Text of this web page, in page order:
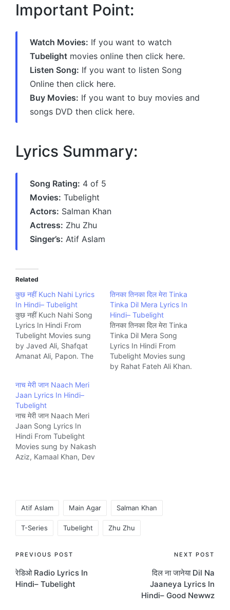
Important Point:
Watch Movies: If you want to watch
Tubelight movies online then click here.
Listen Song: If you want to listen Song
Online then click here.
Buy Movies: If you want to buy movies and
songs DVD then click here.
Lyrics Summary:
Song Rating: 4 of 5
Movies: Tubelight
Actors: Salman Khan
Actress: Zhu Zhu
Singer’s: Atif Aslam
Related
कुछ नहीं Kuch Nahi Lyrics
In Hindi– Tubelight
कुछ नहीं Kuch Nahi Song
Lyrics In Hindi From
Tubelight Movies sung
by Javed Ali, Shafqat
Amanat Ali, Papon. The
and composed by
Pritam Music company
T-Series.
तिनका तिनका दिल मेरा Tinka
Tinka Dil Mera Lyrics In
Hindi– Tubelight
तिनका तिनका दिल मेरा Tinka
Tinka Dil Mera Song
Lyrics In Hindi From
Tubelight Movies sung
by Rahat Fateh Ali Khan.
नाच मेरी जान Naach Meri
Jaan Lyrics In Hindi–
Tubelight
नाच मेरी जान Naach Meri
Jaan Song Lyrics In
Hindi From Tubelight
Movies sung by Nakash
Aziz, Kamaal Khan, Dev
Pritam Music company
Atif Aslam Main Agar Salman Khan
T-Series Tubelight Zhu Zhu
Post
navigation
PREVIOUS POST
रेडिओ Radio Lyrics In
Hindi– Tubelight
NEXT POST
दिल ना जानेया Dil Na
Jaaneya Lyrics In
Hindi– Good Newwz